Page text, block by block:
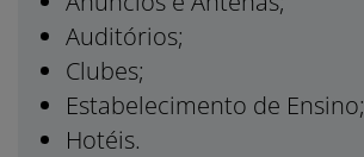
Auditórios;
Clubes;
Estabelecimento de Ensino;
Hotéis.